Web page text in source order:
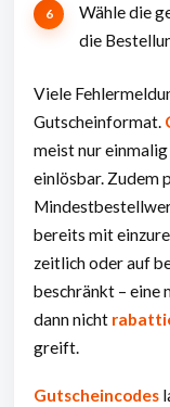
Wähle die
die
Viele
Gutscheinformat.
meist nur
einlösbar. Zudem
bereits mit
zeitlich oder auf
beschränkt – eine
dann nicht
greift.
Gutscheincodes